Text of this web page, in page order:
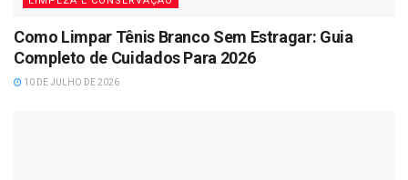
Como Limpar Tênis Branco Sem Estragar: Guia
Completo de Cuidados Para 2026
10 DE JULHO DE 2026